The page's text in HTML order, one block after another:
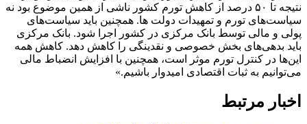
نتیجه تا ۵۰ درصد از کاهش تورم کشور ناشی از همین موضوع بود نه
سیاست‌های تورم و تمهیدات دولت ها. همچنین باید سیاست‌های
پولی و مالی توسط بانک مرکزی در کشور اجرا شود. بانک مرکزی
باید بدهی‌های بخش خصوصی و نقدینگی را کاهش دهد. کاهش همه
این‌ها در کنترل تورم موثر است، همچنین با افزایش انضباط مالی
می‌توانیم به ثبات اقتصادی امیدوار باشیم.»
اخبار مرتبط